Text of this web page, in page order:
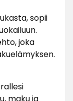
sopii
joka